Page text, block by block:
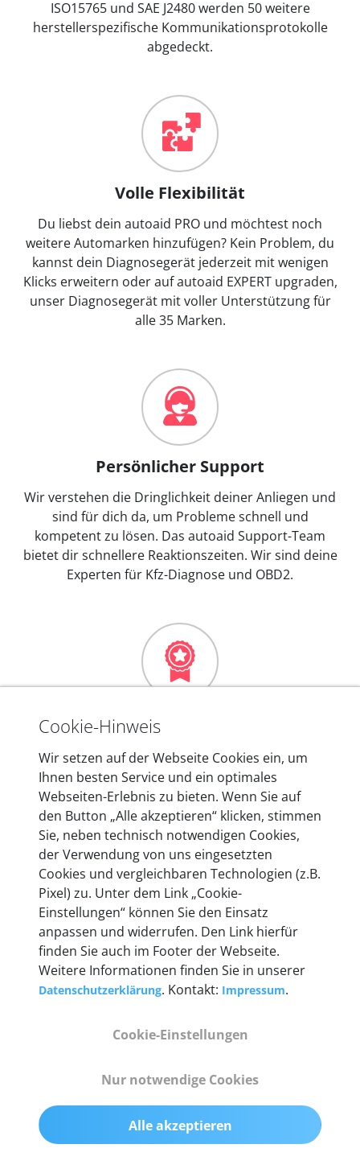
ISO15765 und SAE J2480 werden 50 weitere
herstellerspezifische Kommunikationsprotokolle
abgedeckt.
Volle Flexibilität
Du liebst dein autoaid PRO und möchtest noch
weitere Automarken hinzufügen? Kein Problem, du
kannst dein Diagnosegerät jederzeit mit wenigen
Klicks erweitern oder auf autoaid EXPERT upgraden,
unser Diagnosegerät mit voller Unterstützung für
alle 35 Marken.
Persönlicher Support
Wir verstehen die Dringlichkeit deiner Anliegen und
sind für dich da, um Probleme schnell und
kompetent zu lösen. Das autoaid Support-Team
bietet dir schnellere Reaktionszeiten. Wir sind deine
Experten für Kfz-Diagnose und OBD2.
Mehr als 10 Jahre Erfahrung
In den Kfz-Diagnosegeräten von autoaid stecken
mehr als 10 Jahre Erfahrung, und auch in Zukunft
entwickeln wir unsere Produkte am Standort in
Berlin laufend weiter. Auf diese Qualität vertrauen
heute mehr als 60.000 Privatkunden und
Unternehmen.
Technische Details &
Lieferumfang
Abmessungen
Gewicht
200 g
Cookie-Hinweis
Wir setzen auf der Webseite Cookies ein, um
Ihnen besten Service und ein optimales
Webseiten-Erlebnis zu bieten. Wenn Sie auf
den Button „Alle akzeptieren“ klicken, stimmen
Sie, neben technisch notwendigen Cookies,
der Verwendung von uns eingesetzten
Cookies und vergleichbaren Technologien (z.B.
Pixel) zu. Unter dem Link „Cookie-
Einstellungen“ können Sie den Einsatz
anpassen und widerrufen. Den Link hierfür
finden Sie auch im Footer der Webseite.
Weitere Informationen finden Sie in unserer
Datenschutzerklärung. Kontakt: Impressum.
Cookie-Einstellungen
Nur notwendige Cookies
Alle akzeptieren